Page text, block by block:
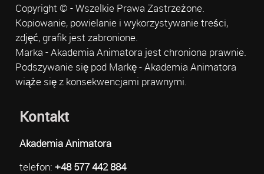
Copyright © - Wszelkie Prawa Zastrzeżone.
Kopiowanie, powielanie i wykorzystywanie treści,
zdjęć, grafik jest zabronione.
Marka - Akademia Animatora jest chroniona prawnie.
Podszywanie się pod Markę - Akademia Animatora
wiąże się z konsekwencjami prawnymi.
Kontakt
Akademia Animatora
telefon: +48 577 442 884